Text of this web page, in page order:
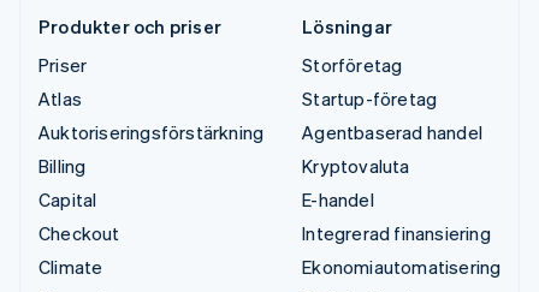
Produkter och priser
Priser
Atlas
Auktoriseringsförstärkning
Billing
Capital
Checkout
Climate
Lösningar
Storföretag
Startup-företag
Agentbaserad handel
Kryptovaluta
E-handel
Integrerad finansiering
Ekonomiautomatisering